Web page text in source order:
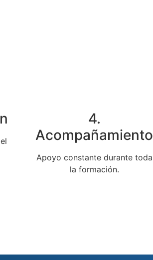
4.
Acompañamiento
Apoyo constante durante toda
la formación.